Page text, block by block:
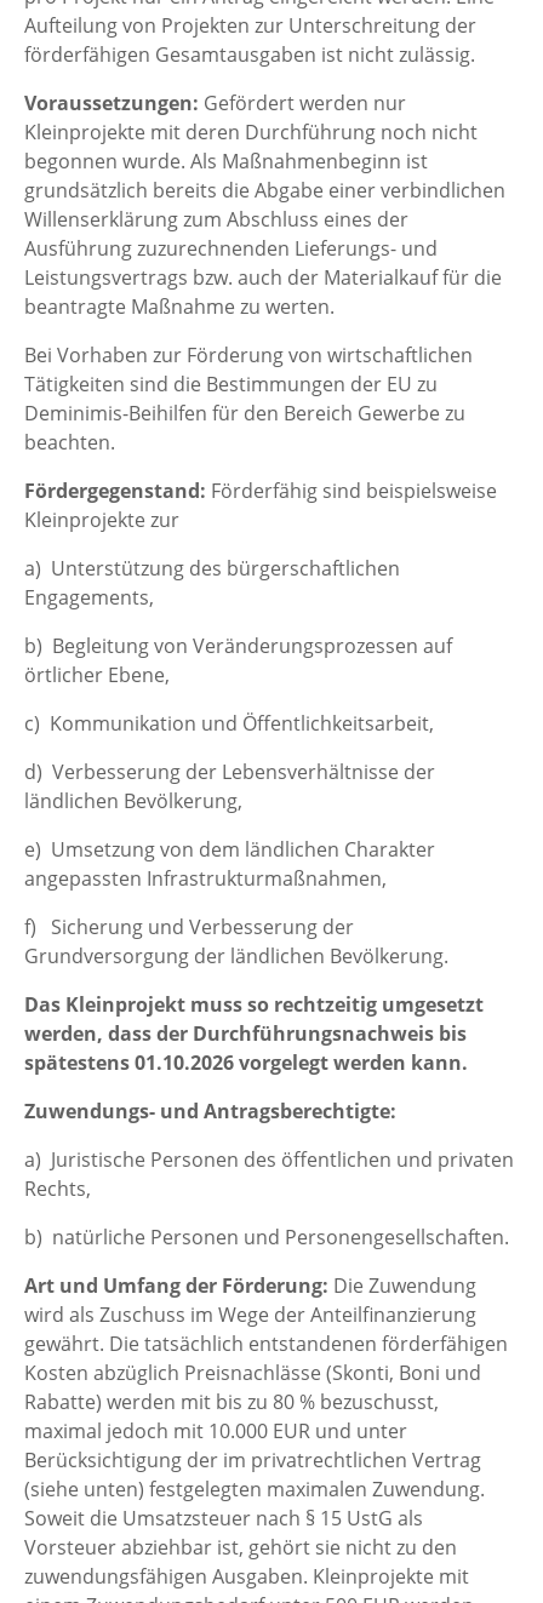
Aufteilung von Projekten zur Unterschreitung der
förderfähigen Gesamtausgaben ist nicht zulässig.
Voraussetzungen: Gefördert werden nur
Kleinprojekte mit deren Durchführung noch nicht
begonnen wurde. Als Maßnahmenbeginn ist
grundsätzlich bereits die Abgabe einer verbindlichen
Willenserklärung zum Abschluss eines der
Ausführung zuzurechnenden Lieferungs- und
Leistungsvertrags bzw. auch der Materialkauf für die
beantragte Maßnahme zu werten.
Bei Vorhaben zur Förderung von wirtschaftlichen
Tätigkeiten sind die Bestimmungen der EU zu
Deminimis-Beihilfen für den Bereich Gewerbe zu
beachten.
Fördergegenstand: Förderfähig sind beispielsweise
Kleinprojekte zur
a) Unterstützung des bürgerschaftlichen
Engagements,
b) Begleitung von Veränderungsprozessen auf
örtlicher Ebene,
c) Kommunikation und Öffentlichkeitsarbeit,
d) Verbesserung der Lebensverhältnisse der
ländlichen Bevölkerung,
e) Umsetzung von dem ländlichen Charakter
angepassten Infrastrukturmaßnahmen,
f) Sicherung und Verbesserung der
Grundversorgung der ländlichen Bevölkerung.
Das Kleinprojekt muss so rechtzeitig umgesetzt
werden, dass der Durchführungsnachweis bis
spätestens 01.10.2026 vorgelegt werden kann.
Zuwendungs- und Antragsberechtigte:
a) Juristische Personen des öffentlichen und privaten
Rechts,
b) natürliche Personen und Personengesellschaften.
Art und Umfang der Förderung: Die Zuwendung
wird als Zuschuss im Wege der Anteilfinanzierung
gewährt. Die tatsächlich entstandenen förderfähigen
Kosten abzüglich Preisnachlässe (Skonti, Boni und
Rabatte) werden mit bis zu 80 % bezuschusst,
maximal jedoch mit 10.000 EUR und unter
Berücksichtigung der im privatrechtlichen Vertrag
(siehe unten) festgelegten maximalen Zuwendung.
Soweit die Umsatzsteuer nach § 15 UstG als
Vorsteuer abziehbar ist, gehört sie nicht zu den
zuwendungsfähigen Ausgaben. Kleinprojekte mit